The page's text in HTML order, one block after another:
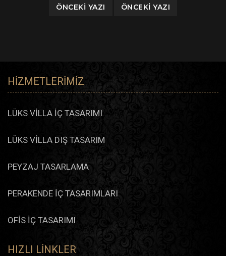
ÖNCEKI YAZI ÖNCEKI YAZI
HIZMETLERIMIZ
LÜKS VİLLA İÇ TASARIMI
LÜKS VİLLA DIŞ TASARIM
PEYZAJ TASARLAMA
PERAKENDE İÇ TASARIMLARI
OFİS İÇ TASARIMI
HIZLI LINKLER